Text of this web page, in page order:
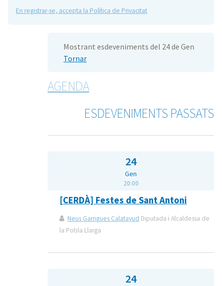
En registrar-se, accepta la Política de Privacitat
Mostrant esdeveniments del 24 de Gen
Tornar
AGENDA
ESDEVENIMENTS PASSATS
24
Gen
20:00
[CERDÀ] Festes de Sant Antoni
Neus Garrigues Calatayud Diputada i Alcaldessa de
la Pobla Llarga
24